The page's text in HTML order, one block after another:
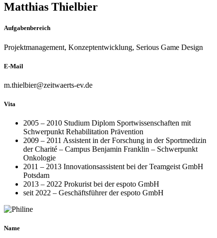
Matthias Thielbier
Aufgabenbereich
Projektmanagement, Konzeptentwicklung, Serious Game Design
E-Mail
m.thielbier@zeitwaerts-ev.de
Vita
2005 – 2010 Studium Diplom Sportwissenschaften mit
Schwerpunkt Rehabilitation Prävention
2009 – 2011 Assistent in der Forschung in der Sportmedizin
der Charité – Campus Benjamin Franklin – Schwerpunkt
Onkologie
2011 – 2013 Innovationsassistent bei der Teamgeist GmbH
Potsdam
2013 – 2022 Prokurist bei der espoto GmbH
seit 2022 – Geschäftsführer der espoto GmbH
Name